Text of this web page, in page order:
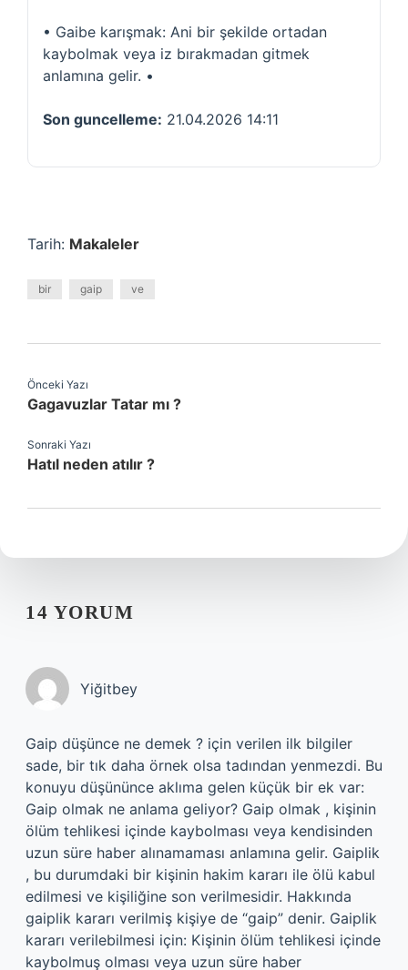
• Gaibe karışmak: Ani bir şekilde ortadan
kaybolmak veya iz bırakmadan gitmek
anlamına gelir. •
Son guncelleme: 21.04.2026 14:11
Tarih: Makaleler
bir gaip ve
Önceki Yazı
Gagavuzlar Tatar mı ?
Sonraki Yazı
Hatıl neden atılır ?
14 YORUM
Yiğitbey
Gaip düşünce ne demek ? için verilen ilk bilgiler
sade, bir tık daha örnek olsa tadından yenmezdi. Bu
konuyu düşününce aklıma gelen küçük bir ek var:
Gaip olmak ne anlama geliyor? Gaip olmak , kişinin
ölüm tehlikesi içinde kaybolması veya kendisinden
uzun süre haber alınamaması anlamına gelir. Gaiplik
, bu durumdaki bir kişinin hakim kararı ile ölü kabul
edilmesi ve kişiliğine son verilmesidir. Hakkında
gaiplik kararı verilmiş kişiye de “gaip” denir. Gaiplik
kararı verilebilmesi için: Kişinin ölüm tehlikesi içinde
kaybolmuş olması veya uzun süre haber